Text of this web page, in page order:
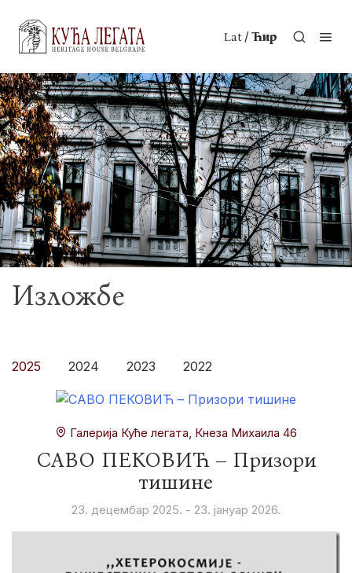
Lat /Ћир
Изложбе
2025 2024 2023 2022
Галерија Куће легата, Кнеза Михаила 46
САВО ПЕКОВИЋ – Призори
тишине
23. децембар 2025. - 23. јануар 2026.